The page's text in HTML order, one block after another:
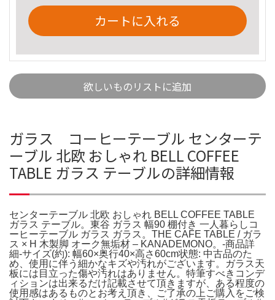
カートに入れる
欲しいものリストに追加
ガラス コーヒーテーブル センターテ
ーブル 北欧 おしゃれ BELL COFFEE
TABLE ガラス テーブルの詳細情報
センターテーブル 北欧 おしゃれ BELL COFFEE TABLE
ガラス テーブル。東谷 ガラス 幅90 棚付き 一人暮らしコ
ーヒーテーブル ガラス ガラス。THE CAFE TABLE / ガラ
ス × H 木製脚 オーク無垢材 – KANADEMONO。‐商品詳
細‐サイズ(約): 幅60×奥行40×高さ60cm状態: 中古品のた
め、使用に伴う細かなキズや汚れがございます。ガラス天
板には目立った傷や汚れはありません。特筆すべきコンデ
ィションは出来るだけ記載させて頂きますが、ある程度の
使用感はあるものとお考え頂き、ご了承の上ご購入をご検